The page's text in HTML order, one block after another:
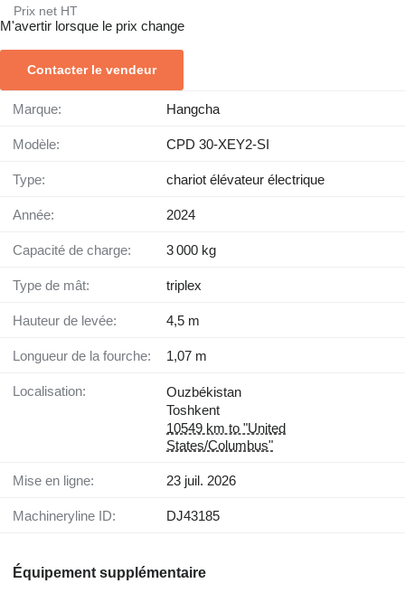
Prix net HT
M'avertir lorsque le prix change
Contacter le vendeur
Marque: Hangcha
Modèle: CPD 30-XEY2-SI
Type: chariot élévateur électrique
Année: 2024
Capacité de charge: 3 000 kg
Type de mât: triplex
Hauteur de levée: 4,5 m
Longueur de la fourche: 1,07 m
Localisation:
Ouzbékistan
Toshkent
10549 km to "United
States/Columbus"
Mise en ligne: 23 juil. 2026
Machineryline ID: DJ43185
Équipement supplémentaire